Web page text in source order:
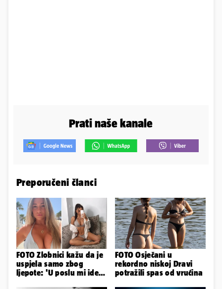
Prati naše kanale
Preporučeni članci
FOTO Zlobnici kažu da je
uspjela samo zbog
ljepote: 'U poslu mi ide
FOTO Osječani u
rekordno niskoj Dravi
potražili spas od vrućina